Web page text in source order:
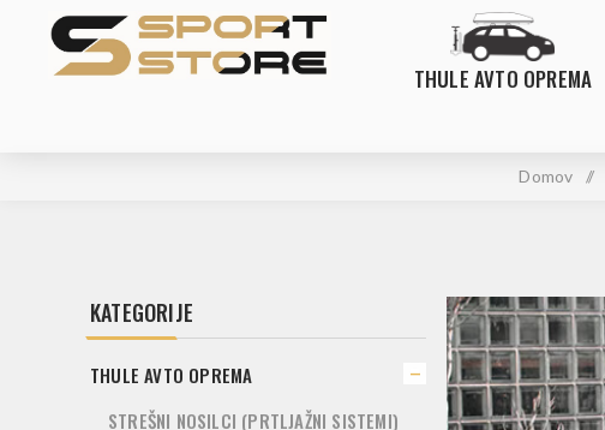
THULE AVTO OPREMA
Domov /
KATEGORIJE
THULE AVTO OPREMA
STREŠNI NOSILCI (PRTLJAŽNI SISTEMI)